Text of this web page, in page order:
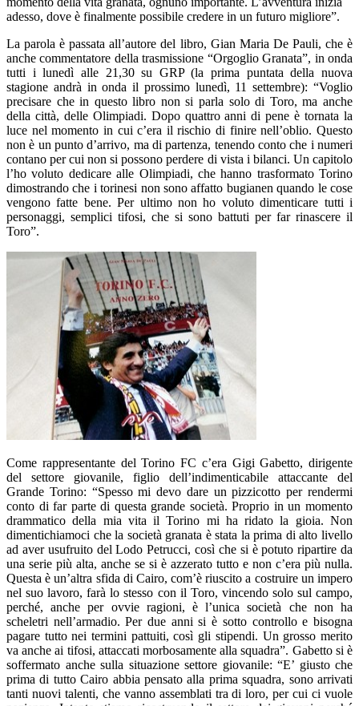
adesso, dove è finalmente possibile credere in un futuro migliore”.
La parola è passata all’autore del libro, Gian Maria De Pauli, che è
anche commentatore della trasmissione “Orgoglio Granata”, in onda
tutti i lunedì alle 21,30 su GRP (la prima puntata della nuova
stagione andrà in onda il prossimo lunedì, 11 settembre): “Voglio
precisare che in questo libro non si parla solo di Toro, ma anche
della città, delle Olimpiadi. Dopo quattro anni di pene è tornata la
luce nel momento in cui c’era il rischio di finire nell’oblio. Questo
non è un punto d’arrivo, ma di partenza, tenendo conto che i numeri
contano per cui non si possono perdere di vista i bilanci. Un capitolo
l’ho voluto dedicare alle Olimpiadi, che hanno trasformato Torino
dimostrando che i torinesi non sono affatto bugianen quando le cose
vengono fatte bene. Per ultimo non ho voluto dimenticare tutti i
personaggi, semplici tifosi, che si sono battuti per far rinascere il
Toro”.
Come rappresentante del Torino FC c’era Gigi Gabetto, dirigente
del settore giovanile, figlio dell’indimenticabile attaccante del
Grande Torino: “Spesso mi devo dare un pizzicotto per rendermi
conto di far parte di questa grande società. Proprio in un momento
drammatico della mia vita il Torino mi ha ridato la gioia. Non
dimentichiamoci che la società granata è stata la prima di alto livello
ad aver usufruito del Lodo Petrucci, così che si è potuto ripartire da
una serie più alta, anche se si è azzerato tutto e non c’era più nulla.
Questa è un’altra sfida di Cairo, com’è riuscito a costruire un impero
nel suo lavoro, farà lo stesso con il Toro, vincendo solo sul campo,
perché, anche per ovvie ragioni, è l’unica società che non ha
scheletri nell’armadio. Per due anni si è sotto controllo e bisogna
pagare tutto nei termini pattuiti, così gli stipendi. Un grosso merito
va anche ai tifosi, attaccati morbosamente alla squadra”. Gabetto si è
soffermato anche sulla situazione settore giovanile: “E’ giusto che
prima di tutto Cairo abbia pensato alla prima squadra, sono arrivati
tanti nuovi talenti, che vanno assemblati tra di loro, per cui ci vuole